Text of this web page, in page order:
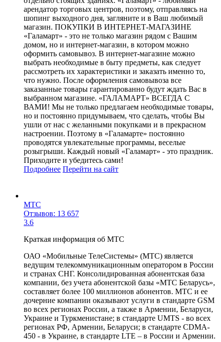
арендатор торговых центров, поэтому, отправляясь на
шопинг выходного дня, загляните и в Ваш любимый
магазин. ПОКУПКИ В ИНТЕРНЕТ-МАГАЗИНЕ
«Галамарт» - это не только магазин рядом с Вашим
домом, но и интернет-магазин, в котором можно
оформить самовывоз. В интернет-магазине можно
выбрать необходимые в быту предметы, как следует
рассмотреть их характеристики и заказать именно то,
что нужно. После оформления самовывоза все
заказанные товары гарантированно будут ждать Вас в
выбранном магазине. «ГАЛАМАРТ» ВСЕГДА С
ВАМИ! Мы не только предлагаем необходимые товары,
но и постоянно придумываем, что сделать, чтобы Вы
ушли от нас с желанными покупками и в прекрасном
настроении. Поэтому в «Галамарте» постоянно
проводятся увлекательные программы, веселые
розыгрыши. Каждый новый «Галамарт» - это праздник.
Приходите и убедитесь сами!
Подробнее Перейти на сайт
МТС
Отзывов: 13 657
3.6
Краткая информация об МТС
ОАО «Мобильные ТелеСистемы» (МТС) является
ведущим телекоммуникационным оператором в России
и странах СНГ. Консолидированная абонентская база
компании, без учета абонентской базы «МТС Беларусь»,
составляет более 100 миллионов абонентов. МТС и ее
дочерние компании оказывают услуги в стандарте GSM
во всех регионах России, а также в Армении, Беларуси,
Украине и Туркменистане; в стандарте UMTS - во всех
регионах РФ, Армении, Беларуси; в стандарте CDMA-
450 - в Украине, в стандарте LTE – в России и Армении.